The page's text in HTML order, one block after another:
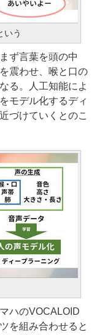
いう
ず言葉を頭の中
震わせ、喉と口の
る。人工知能によ
モデル化するディ
づけていくとのこ
ハのVOCALOID
を組み合わせると